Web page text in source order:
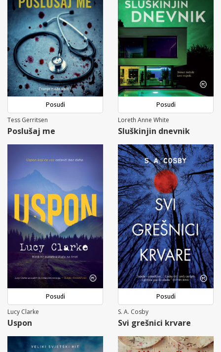
Posudi
Tess Gerritsen
Poslušaj me
Posudi
Loreth Anne White
Sluškinjin dnevnik
Posudi
Lucy Clarke
Uspon
Posudi
S. A. Cosby
Svi grešnici krvare